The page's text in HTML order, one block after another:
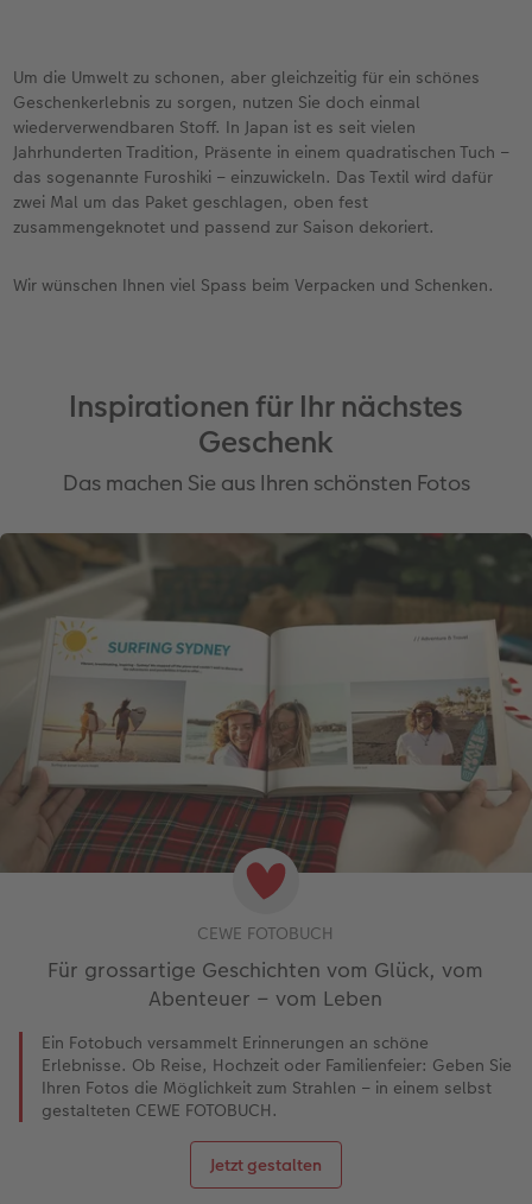
Um die Umwelt zu schonen, aber gleichzeitig für ein schönes
Geschenkerlebnis zu sorgen, nutzen Sie doch einmal
wiederverwendbaren Stoff. In Japan ist es seit vielen
Jahrhunderten Tradition, Präsente in einem quadratischen Tuch –
das sogenannte Furoshiki – einzuwickeln. Das Textil wird dafür
zwei Mal um das Paket geschlagen, oben fest
zusammengeknotet und passend zur Saison dekoriert.
Wir wünschen Ihnen viel Spass beim Verpacken und Schenken.
Inspirationen für Ihr nächstes
Geschenk
Das machen Sie aus Ihren schönsten Fotos
CEWE FOTOBUCH
Für grossartige Geschichten vom Glück, vom
Abenteuer – vom Leben
Ein Fotobuch versammelt Erinnerungen an schöne
Erlebnisse. Ob Reise, Hochzeit oder Familienfeier: Geben Sie
Ihren Fotos die Möglichkeit zum Strahlen – in einem selbst
gestalteten CEWE FOTOBUCH.
Jetzt gestalten